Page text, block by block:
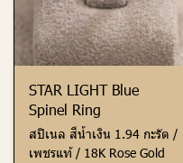
STAR LIGHT Blue
Spinel Ring
สปิเนล สีน้ำเงิน 1.94 กะรัต /
เพชรแท้ / 18K Rose Gold